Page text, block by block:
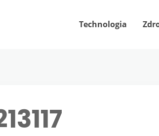
Technologia